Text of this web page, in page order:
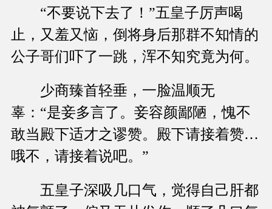
“不要说下去了！”五皇子厉声喝
止，又羞又恼，倒将身后那群不知情的
公子哥们吓了一跳，浑不知究竟为何。
少商臻首轻垂，一脸温顺无
辜：“是妾多言了。妾容颜鄙陋，愧不
敢当殿下适才之谬赞。殿下请接着赞…
哦不，请接着说吧。”
五皇子深吸几口气，觉得自己肝都